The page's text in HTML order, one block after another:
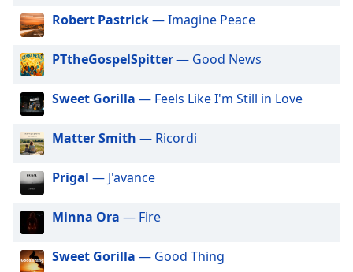
Audio
Track
in-
Picture
This
modal
window.
Beginning
Robert Pastrick— Imagine Peace
PTtheGospelSpitter— Good News
Sweet Gorilla — Feels Like I'm Still in Love
Matter Smith — Ricordi
Prigal — J'avance
Minna Ora — Fire
Sweet Gorilla — Good Thing